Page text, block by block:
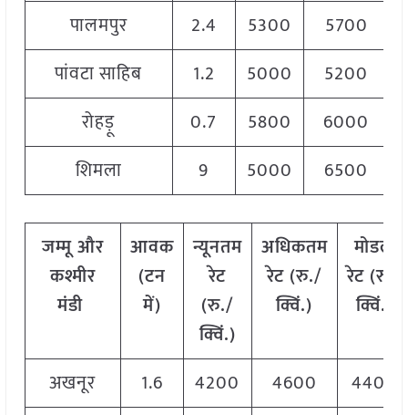
पालमपुर
2.4 5300 5700
पांवटा साहिब
1.2 5000 5200
रोहड़ू
0.7 5800 6000
शिमला
9 5000 6500
जम्मू और
कश्मीर
मंडी
आवक
(टन
में)
न्यूनतम
रेट
(रु./
क्विं.)
अधिकतम
रेट (रु./
क्विं.)
मोडल
रेट (रु./
क्विं.)
अखनूर 1.6 4200 4600
4400